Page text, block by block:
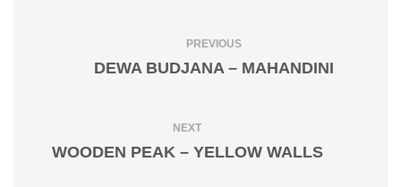
PREVIOUS
DEWA BUDJANA – MAHANDINI
NEXT
WOODEN PEAK – YELLOW WALLS